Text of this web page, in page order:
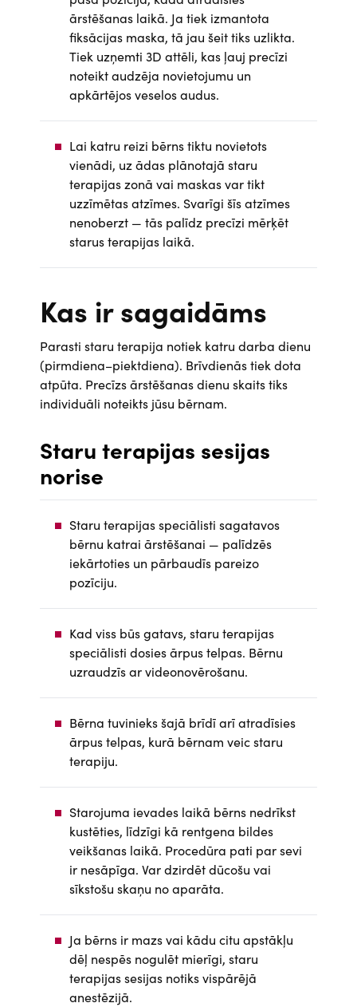
ārstēšanas laikā. Ja tiek izmantota
fiksācijas maska, tā jau šeit tiks uzlikta.
Tiek uzņemti 3D attēli, kas ļauj precīzi
noteikt audzēja novietojumu un
apkārtējos veselos audus.
Lai katru reizi bērns tiktu novietots
vienādi, uz ādas plānotajā staru
terapijas zonā vai maskas var tikt
uzzīmētas atzīmes. Svarīgi šīs atzīmes
nenoberzt — tās palīdz precīzi mērķēt
starus terapijas laikā.
Kas ir sagaidāms
Parasti staru terapija notiek katru darba dienu
(pirmdiena–piektdiena). Brīvdienās tiek dota
atpūta. Precīzs ārstēšanas dienu skaits tiks
individuāli noteikts jūsu bērnam.
Staru terapijas sesijas
norise
Staru terapijas speciālisti sagatavos
bērnu katrai ārstēšanai — palīdzēs
iekārtoties un pārbaudīs pareizo
pozīciju.
Kad viss būs gatavs, staru terapijas
speciālisti dosies ārpus telpas. Bērnu
uzraudzīs ar videonovērošanu.
Bērna tuvinieks šajā brīdī arī atradīsies
ārpus telpas, kurā bērnam veic staru
terapiju.
Starojuma ievades laikā bērns nedrīkst
kustēties, līdzīgi kā rentgena bildes
veikšanas laikā. Procedūra pati par sevi
ir nesāpīga. Var dzirdēt dūcošu vai
sīkstošu skaņu no aparāta.
Ja bērns ir mazs vai kādu citu apstākļu
dēļ nespēs nogulēt mierīgi, staru
terapijas sesijas notiks vispārējā
anestēzijā.